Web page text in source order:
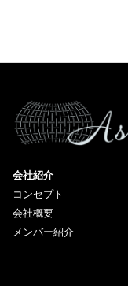
会社紹介
コンセプト
会社概要
メンバー紹介